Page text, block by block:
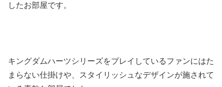
したお部屋です。
キングダムハーツシリーズをプレイしているファンにはた
まらない仕掛けや、スタイリッシュなデザインが施されて